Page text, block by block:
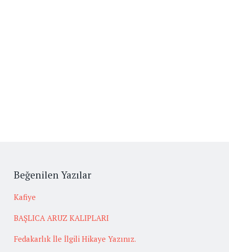
Beğenilen Yazılar
Kafiye
BAŞLICA ARUZ KALIPLARI
Fedakarlık İle İlgili Hikaye Yazınız.